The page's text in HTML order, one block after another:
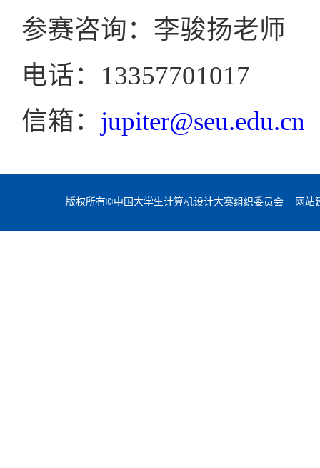
参赛咨询：李骏扬老师
电话：13357701017
信箱： jupiter@seu.edu.cn
版权所有©中国大学生计算机设计大赛组织委员会 网站